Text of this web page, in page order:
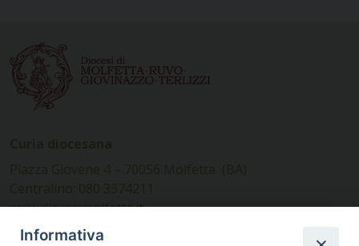
www.diocesimolfetta.it –
diocesimolfetta@pec.chiesacattolica.it
Informativa